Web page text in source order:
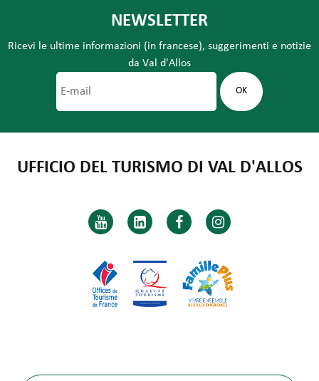
NEWSLETTER
Ricevi le ultime informazioni (in francese), suggerimenti e notizie
da Val d'Allos
UFFICIO DEL TURISMO DI VAL D'ALLOS